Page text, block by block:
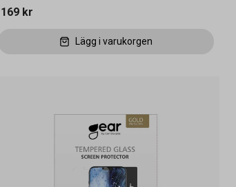
169 kr
Lägg i varukorgen